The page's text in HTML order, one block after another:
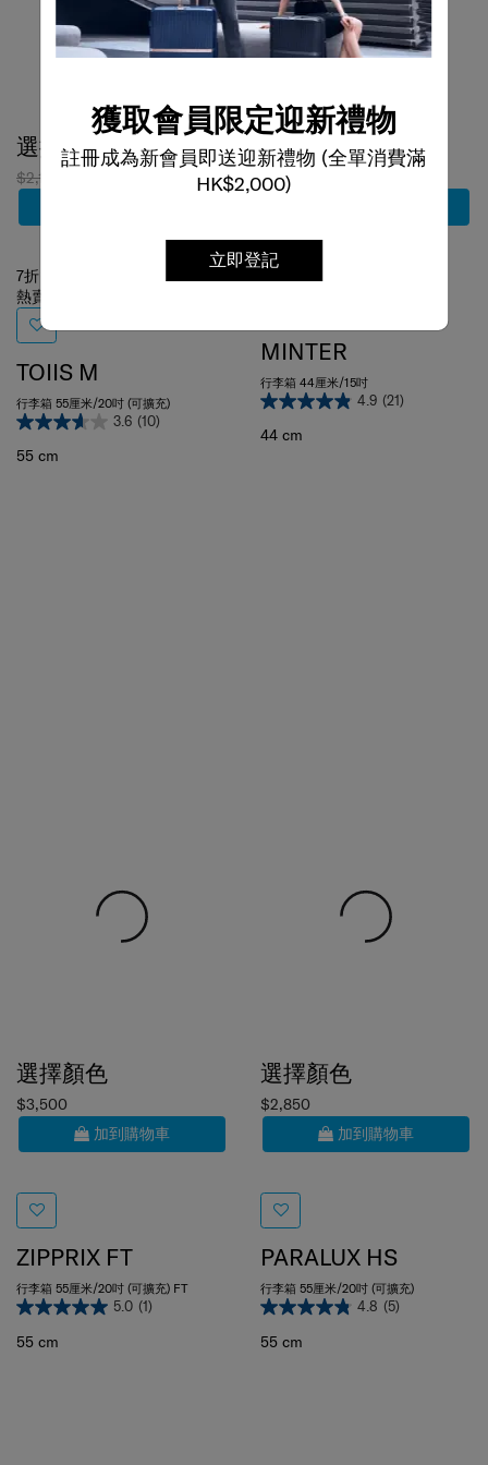
獲取會員限定迎新禮物
註冊成為新會員即送迎新禮物 (全單消費滿
HK$2,000)
立即登記
選擇顏色
$2,180
$1,526
熱賣
TOIIS M
行李箱 55厘米/20吋 (可擴充)
3.6 (10)
55 cm
選擇顏色
$3,180
$2,226
7折
MINTER
行李箱 44厘米/15吋
4.9
44 cm
$3,500
加到購物車
ZIPPRIX FT
行李箱 55厘米/20吋 (可擴充) FT
5.0 (1)
55 cm
$2,850
加到購物車
PARALUX HS
行李箱 55厘米/20吋 (可擴充)
4.8 (5)
55 cm